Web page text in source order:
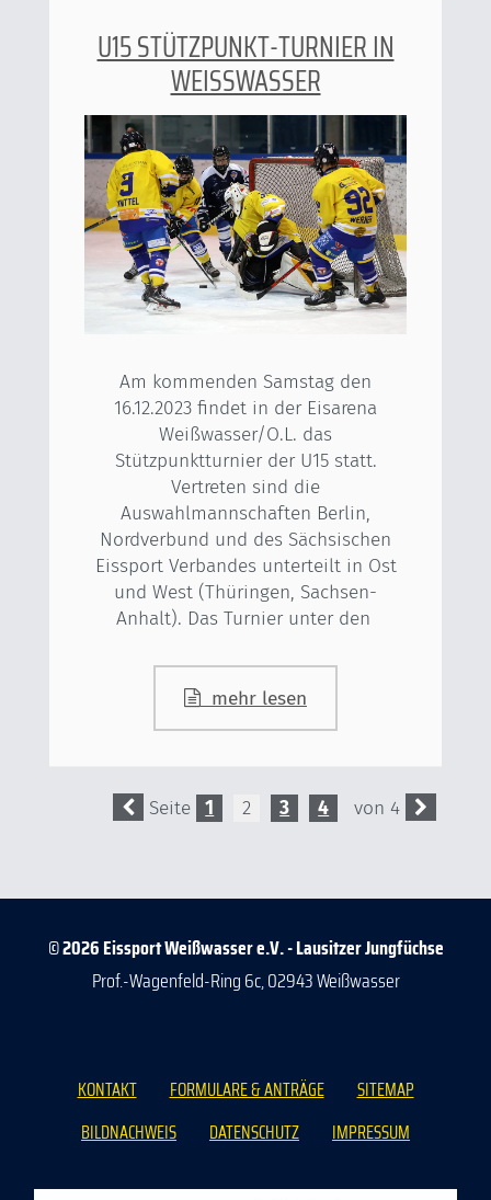
U15 STÜTZPUNKT-TURNIER IN
WEISSWASSER
Am kommenden Samstag den
16.12.2023 findet in der Eisarena
Weißwasser/O.L. das
Stützpunktturnier der U15 statt.
Vertreten sind die
Auswahlmannschaften Berlin,
Nordverbund und des Sächsischen
Eissport Verbandes unterteilt in Ost
und West (Thüringen, Sachsen-
Anhalt). Das Turnier unter den
mehr lesen
Seite 1 2 3 4 von 4
© 2026 Eissport Weißwasser e.V. - Lausitzer Jungfüchse
Prof.-Wagenfeld-Ring 6c, 02943 Weißwasser
KONTAKT FORMULARE & ANTRÄGE
SITEMAP
BILDNACHWEIS
DATENSCHUTZ IMPRESSUM